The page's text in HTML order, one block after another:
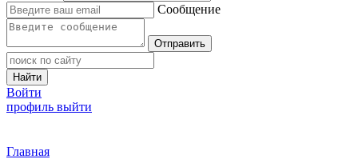
Сообщение
Отправить
Найти
Войти
профиль выйти
Главная